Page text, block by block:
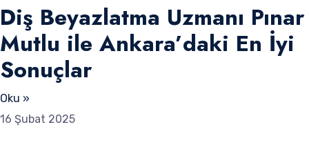
Diş Beyazlatma Uzmanı Pınar
Mutlu ile Ankara’daki En İyi
Sonuçlar
Oku »
16 Şubat 2025